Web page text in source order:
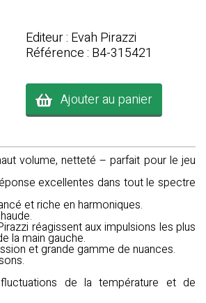
Editeur : Evah Pirazzi
Référence : B4-315421
Ajouter au panier
volume, netteté – parfait pour le jeu
excellentes dans tout le spectre
et riche en harmoniques.
réagissent aux impulsions les plus
la main gauche.
et grande gamme de nuances.
de la température et de